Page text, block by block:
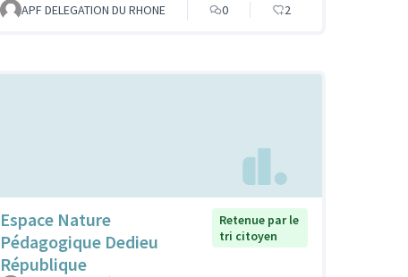
APF DELEGATION DU RHONE
0 2
Espace Nature
Pédagogique Dedieu
République
Retenue par le
tri citoyen